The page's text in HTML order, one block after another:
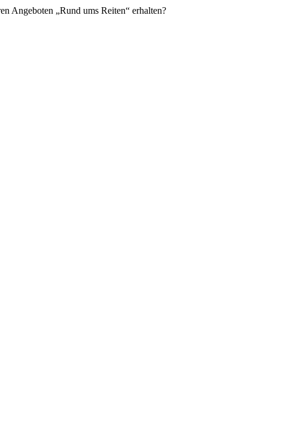
Angeboten „Rund ums Reiten“ erhalten?